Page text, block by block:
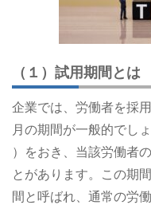
（１）試用期間とは
企業では、労働者を採
月の期間が一般的でし
）をおき、当該労働者
とがあります。この期
間と呼ばれ、通常の労